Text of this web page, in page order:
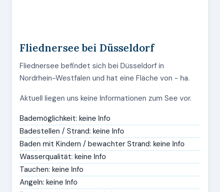
Fliednersee bei Düsseldorf
Fliednersee befindet sich bei Düsseldorf in
Nordrhein-Westfalen und hat eine Fläche von - ha.
Aktuell liegen uns keine Informationen zum See vor.
Bademöglichkeit: keine Info
Badestellen / Strand: keine Info
Baden mit Kindern / bewachter Strand: keine Info
Wasserqualität: keine Info
Tauchen: keine Info
Angeln: keine Info